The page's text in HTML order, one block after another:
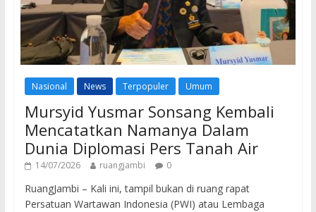
Nasional News Terpopuler Umum
Mursyid Yusmar Sonsang Kembali
Mencatatkan Namanya Dalam
Dunia Diplomasi Pers Tanah Air
14/07/2026 ruangjambi 0
RuangJambi – Kali ini, tampil bukan di ruang rapat
Persatuan Wartawan Indonesia (PWI) atau Lembaga